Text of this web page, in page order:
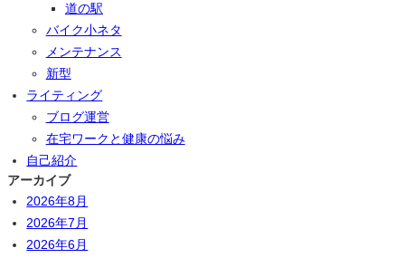
道の駅
バイク小ネタ
メンテナンス
新型
ライティング
ブログ運営
在宅ワークと健康の悩み
自己紹介
アーカイブ
2026年8月
2026年7月
2026年6月